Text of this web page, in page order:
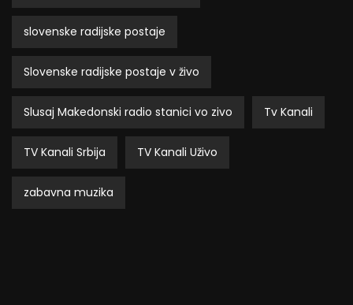
slovenske radijske postaje
Slovenske radijske postaje v živo
Slusaj Makedonski radio stanici vo zivo Tv Kanali
TV Kanali Srbija TV Kanali Uživo
zabavna muzika